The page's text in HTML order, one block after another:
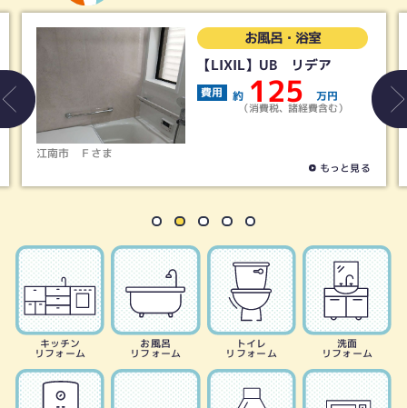
125
消費税、諸経費含む）
UB グラ
費用 約
（消
キッチン
リフォーム
お風呂
リフォーム
トイレ
リフォーム
洗面
リフォーム